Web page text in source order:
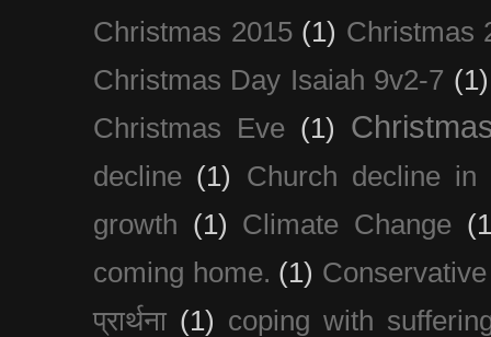
Christmas 2015 (1) Christmas
Christmas Day Isaiah 9v2-7 (1)
Christmas Eve (1)
decline (1)
Church decline
growth (1) Climate Change
coming home. (1)
प्रार्थना (1) coping with